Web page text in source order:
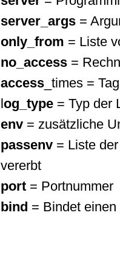
server_args =
only_from = Liste
no_access =
access _times =
log_type = Typ der
env = zusätzliche
passenv = Liste
vererbt
port = Portnummer
bind = Bindet